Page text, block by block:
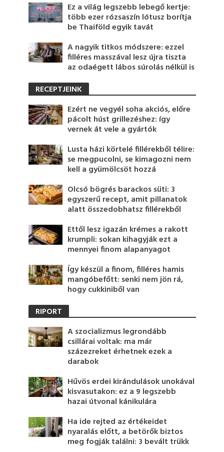
Ez a világ legszebb lebegő kertje:
több ezer rózsaszín lótusz borítja
be Thaiföld egyik tavát
A nagyik titkos módszere: ezzel
filléres masszával lesz újra tiszta
az odaégett lábos súrolás nélkül is
RECEPTJEINK
Ezért ne vegyél soha akciós, előre
pácolt húst grillezéshez: így
vernek át vele a gyártók
Lusta házi körtelé fillérekből télire:
se megpucolni, se kimagozni nem
kell a gyümölcsöt hozzá
Olcsó bögrés barackos süti: 3
egyszerű recept, amit pillanatok
alatt összedobhatsz fillérekből
Ettől lesz igazán krémes a rakott
krumpli: sokan kihagyják ezt a
mennyei finom alapanyagot
Így készül a finom, filléres hamis
mangóbefőtt: senki nem jön rá,
hogy cukkiniből van
RIPORT
A szocializmus legrondább
csillárai voltak: ma már
százezreket érhetnek ezek a
darabok
Hűvös erdei kirándulások unokával
kisvasutakon: ez a 9 legszebb
hazai útvonal kánikulára
Ha ide rejted az értékeidet
nyaralás előtt, a betörők biztos
meg fogják találni: 3 bevált trükk